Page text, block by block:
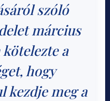
szóló
március
a
hogy
kezdje meg a